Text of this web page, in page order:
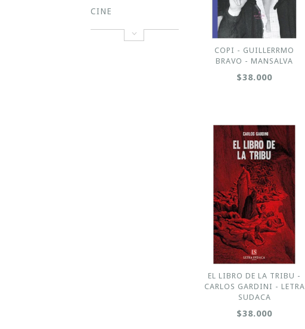
CINE
COPI - GUILLERRMO
BRAVO - MANSALVA
$38.000
EL LIBRO DE LA TRIBU -
CARLOS GARDINI - LETRA
SUDACA
$38.000